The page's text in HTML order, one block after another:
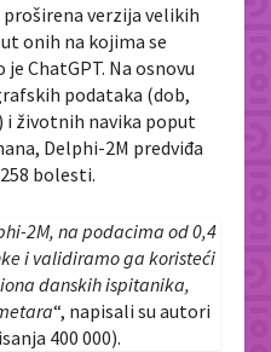
verzija velikih
onih na kojima se
ChatGPT. Na osnovu
podataka (dob,
i životnih navika poput
Delphi-2M predviđa
bolesti.
2M, na podacima od 0,4
i validiramo ga koristeći
danskih ispitanika,
“, napisali su autori
400 000).